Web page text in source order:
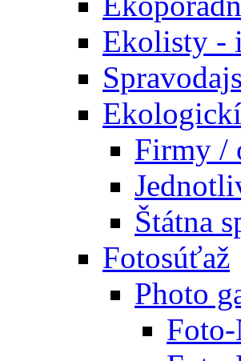
Ekolisty -
Firmy /
Štátna
Fotosúťaž
Photo